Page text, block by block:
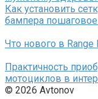
Как установить
бампера
Что нового в Range
Практичность
мотоциклов в
© 2026 Avtonov